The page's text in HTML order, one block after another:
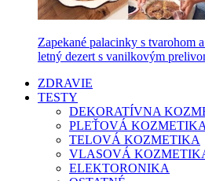
Zapekané palacinky s tvarohom
letný dezert s vanilkovým
ZDRAVIE
TESTY
DEKORATÍVNA
PLEŤOVÁ KOZMETIKA
TELOVÁ KOZMETIKA
VLASOVÁ
ELEKTORONIKA